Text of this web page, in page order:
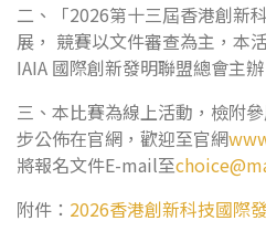
二、「2026第十三屆香港創新
展， 競賽以文件審查為主，本
IAIA 國際創新發明聯盟總會主
三、本比賽為線上活動，檢附
步公佈在官網，歡迎至官網
將報名文件E-mail至
附件： 2026香港創新科技國際